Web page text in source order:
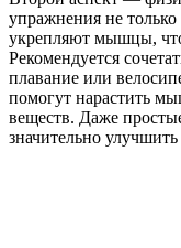
упражнения не
укрепляют мышцы,
Рекомендуется
плавание или
помогут нарастить
веществ. Даже
значительно